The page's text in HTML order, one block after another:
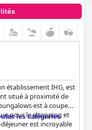
établissement IHG, est
situé à proximité de
est à couper
pour le shopping et
est incroyable
les catégories